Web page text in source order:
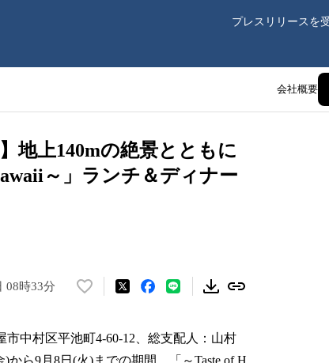
プレスリリースを
会社概要
地上140mの絶景とともに
～」ランチ＆ディナー
08時33分
い
！
数
中村区平池町4-60-12、総支配人：山村
から9月8日(火)までの期間、「～Taste of H